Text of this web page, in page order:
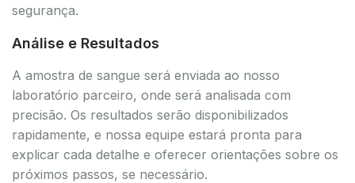
segurança.
Análise e Resultados
A amostra de sangue será enviada ao nosso
laboratório parceiro, onde será analisada com
precisão. Os resultados serão disponibilizados
rapidamente, e nossa equipe estará pronta para
explicar cada detalhe e oferecer orientações sobre os
próximos passos, se necessário.